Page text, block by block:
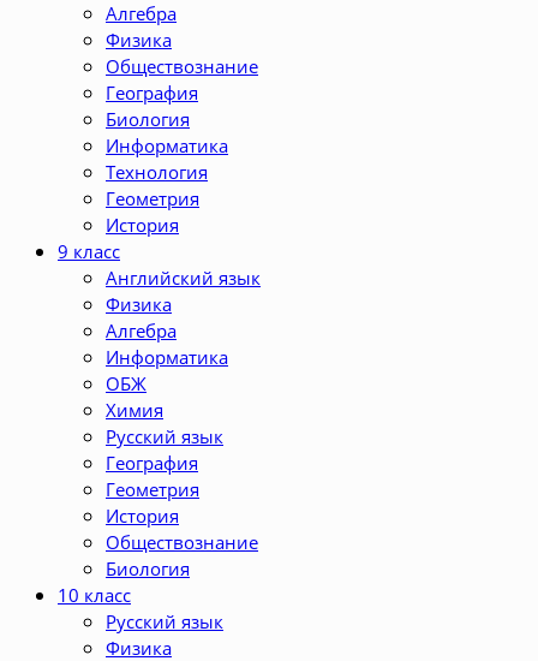
Алгебра
Физика
Обществознание
География
Биология
Информатика
Технология
Геометрия
История
9 класс
Английский язык
Физика
Алгебра
Информатика
ОБЖ
Химия
Русский язык
География
Геометрия
История
Обществознание
Биология
10 класс
Русский язык
Физика